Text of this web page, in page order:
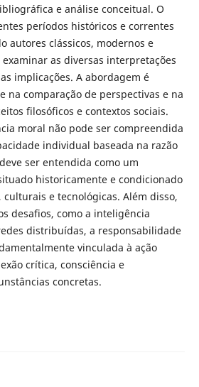
e análise conceitual. O
períodos históricos e correntes
autores clássicos, modernos e
as diversas interpretações
implicações. A abordagem é
na comparação de perspectivas e na
filosóficos e contextos sociais.
moral não pode ser compreendida
individual baseada na razão
ser entendida como um
historicamente e condicionado
e tecnológicas. Além disso,
desafios, como a inteligência
distribuídas, a responsabilidade
vinculada à ação
crítica, consciência e
concretas.